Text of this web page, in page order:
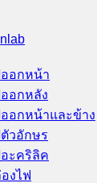
อกหน้า
อกหลัง
อกหน้าและข้าง
วอักษร
ะคริลิค
งไฟ